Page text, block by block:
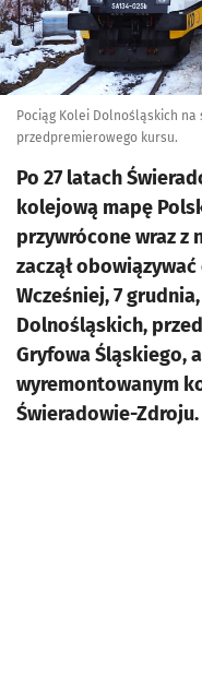
Pociąg Kolei Dolnośląskich
przedpremierowego kursu.
Po 27 latach
kolejową mapę
przywrócone wraz z
zaczął
Wcześniej, 7
Dolnośląskich,
Gryfowa Śląskiego,
wyremontowanym
Świeradowie-Zdroju.